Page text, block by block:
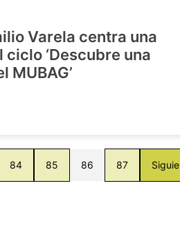
Varela centra una
‘Descubre una
MUBAG’
84 85 86 87